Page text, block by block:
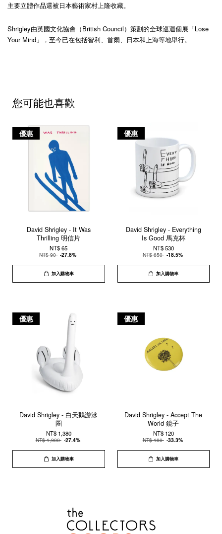
主要立體作品還被日本藝術家村上隆收藏。
Shrigley由英國文化協會（British Council）策劃的全球巡迴個展「Lose
Your Mind」，至今已在包括智利、首爾、日本和上海等地舉行。
您可能也喜歡
優惠
David Shrigley - It Was
Thrilling 明信片
NT$ 65
NT$ 90 -27.8%
加入購物車
優惠
David Shrigley - Everything
Is Good 馬克杯
NT$ 530
NT$ 650 -18.5%
加入購物車
優惠
David Shrigley - 白天鵝游泳
圈
NT$ 1,380
NT$ 1,900 -27.4%
加入購物車
優惠
David Shrigley - Accept The
World 鏡子
NT$ 120
NT$ 180 -33.3%
加入購物車